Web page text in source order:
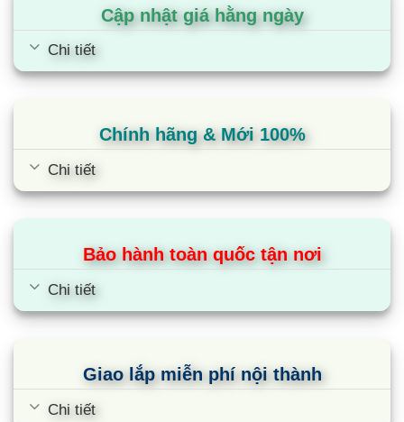
động làm đá, lấy nước bên ngoài.
Ứng dụng công nghệ máy nén Inverter duy trì nhiệt độ
ổn định, hoạt động êm ái, tiết kiệm điện.
Kích thước
Dung tích tương đối lớn nên kích thước của tủ lạnh Hitachi
550L cũng thuộc dòng siêu lớn với:
Chiều sâu: 74,0cm
Chiều cao: 183,5cm
model sẽ có số đo khác nhau nhưng không nhiều. Để chính
xác nhất, bạn có thể xem tại mục thông số kỹ thuật trong từng
model sản phẩm hoặc liên hệ trực tiếp cho chúng tôi để được
Cập nhật giá hằng ngày
Chi tiết
Chính hãng & Mới 100%
Chi tiết
Bảo hành toàn quốc tận nơi
Chi tiết
Giao lắp miễn phí nội thành
Chi tiết